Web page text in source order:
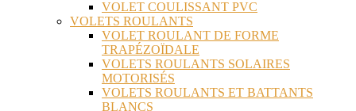
VOLET COULISSANT PVC
VOLETS ROULANTS
VOLET ROULANT DE FORME
TRAPÉZOÏDALE
VOLETS ROULANTS SOLAIRES
MOTORISÉS
VOLETS ROULANTS ET BATTANTS
BLANCS